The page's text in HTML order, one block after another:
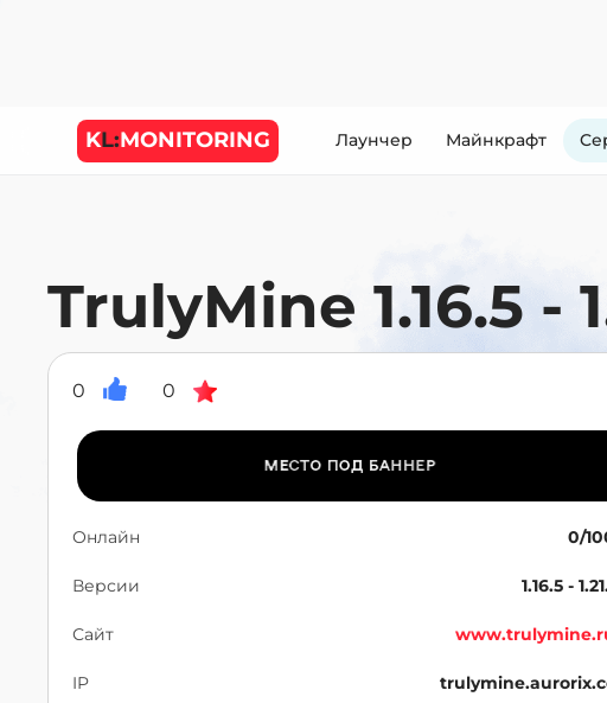
KL:MONITORING Лаунчер Майнкрафт
TrulyMine 1.16.5 -
0 0
Онлайн 0/
Версии 1.16.5 -
Сайт
IP